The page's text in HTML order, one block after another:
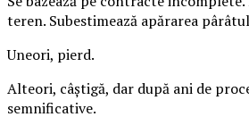
teren. Subestimează apărarea
Uneori, pierd.
Alteori, câștigă, dar după ani de
semnificative.